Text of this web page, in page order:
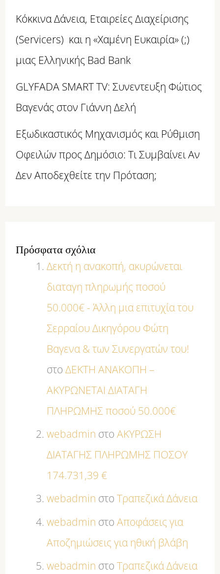
Κόκκινα Δάνεια, Εταιρείες Διαχείρισης
(Servicers) και η «Χαμένη Ευκαιρία» (;)
μιας Ελληνικής Bad Bank
GLYFADA SMART TV: Συνεντευξη Φώτιος
Βαγενάς στον Γιάννη Δελή
Εξωδικαστικός Μηχανισμός και Ρύθμιση
Οφειλών προς Δημόσιο: Τι Συμβαίνει Αν
Δεν Αποδεχθείτε την Πρόταση;
Πρόσφατα σχόλια
Δεκτή η ανακοπή, ακυρώνεται
διαταγη πληρωμής ποσού
50.000€ - Άλλη μια επιτυχία του
Σερραίου Δικηγόρου Φώτη
Βαγενα & των Συνεργατών του!
στοΔΕΚΤΗ ΑΝΑΚΟΠΗ –
ΑΚΥΡΩΝΕΤΑΙ ΔΙΑΤΑΓΗ
ΠΛΗΡΩΜΗΣ ποσού 50.000€
webadmin στοΑΚΥΡΩΣΗ
ΔΙΑΤΑΓΗΣ ΠΛΗΡΩΜΗΣ ΠΟΣΟΥ
174.731,39 €
webadmin στοΤραπεζικά Δάνεια
webadmin στοΑποφάσεις για
Αποζημιώσεις για ηθική βλάβη
webadmin στοΤραπεζικά Δάνεια